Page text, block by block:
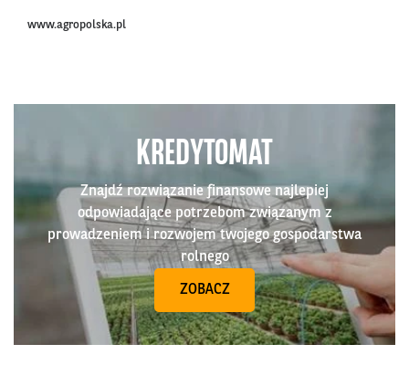
www.agropolska.pl
KREDYTOMAT
Znajdź rozwiązanie finansowe najlepiej
odpowiadające potrzebom związanym z
prowadzeniem i rozwojem twojego gospodarstwa
rolnego
ZOBACZ